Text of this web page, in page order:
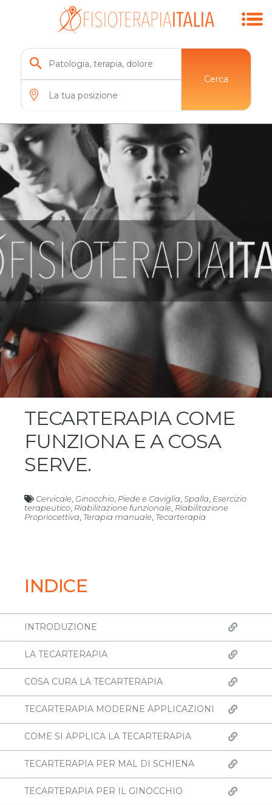
Cerca
TECARTERAPIA COME
FUNZIONA E A COSA
SERVE.
Cervicale Ginocchio Piede e Caviglia Spalla Esercizio
terapeutico Riabilitazione funzionale Riabilitazione
Propriocettiva Terapia manuale Tecarterapia
INDICE
INTRODUZIONE
LA TECARTERAPIA
COSA CURA LA TECARTERAPIA
TECARTERAPIA MODERNE APPLICAZIONI
COME SI APPLICA LA TECARTERAPIA
TECARTERAPIA PER MAL DI SCHIENA
TECARTERAPIA PER IL GINOCCHIO